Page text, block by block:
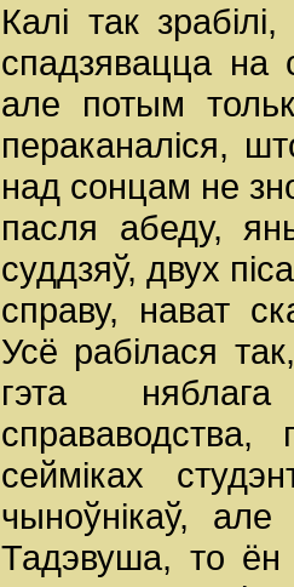
Калі так
спадзявацца на
але потым
пераканаліся,
над сонцам не
пасля абеду,
суддзяў, двух
справу, нават
Усё рабілася
гэта
справаводства,
сейміках
чыноўнікаў,
Тадэвуша, то ён